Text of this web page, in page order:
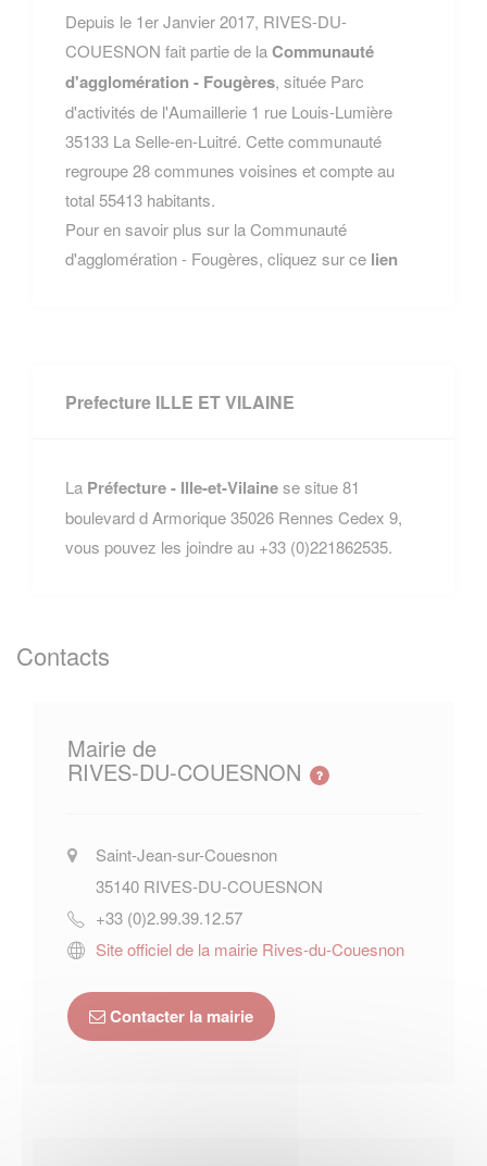
Depuis le 1er Janvier 2017, RIVES-DU-
COUESNON fait partie de laCommunauté
d'agglomération - Fougères, située Parc
d'activités de l'Aumaillerie 1 rue Louis-Lumière
35133 La Selle-en-Luitré. Cette communauté
regroupe 28 communes voisines et compte au
total 55413 habitants.
Pour en savoir plus sur la Communauté
d'agglomération - Fougères, cliquez sur ce lien
Prefecture ILLE ET VILAINE
La Préfecture - Ille-et-Vilainese situe 81
boulevard d Armorique 35026 Rennes Cedex 9,
vous pouvez les joindre au +33 (0)221862535.
Contacts
Mairie de
RIVES-DU-COUESNON
Saint-Jean-sur-Couesnon
35140 RIVES-DU-COUESNON
+33 (0)2.99.39.12.57
Site officiel de la mairie Rives-du-Couesnon
Contacter la mairie